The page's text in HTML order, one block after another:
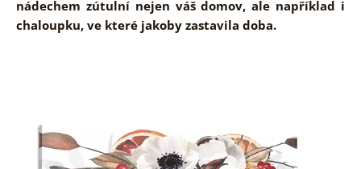
nádechem zútulní nejen váš domov, ale například i
chaloupku, ve které jakoby zastavila doba.